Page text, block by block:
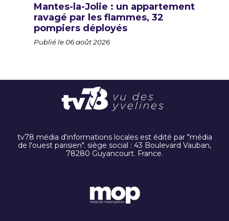
Mantes-la-Jolie : un appartement
ravagé par les flammes, 32
pompiers déployés
Publié le 06 août 2026
tv78 média d'informations locales est édité par "média
de l'ouest parisien". siège social : 43 Boulevard Vauban,
78280 Guyancourt. France.